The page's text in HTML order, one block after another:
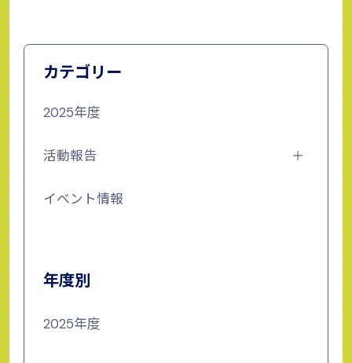
カテゴリー
2025年度
活動報告
イベント情報
年度別
2025年度